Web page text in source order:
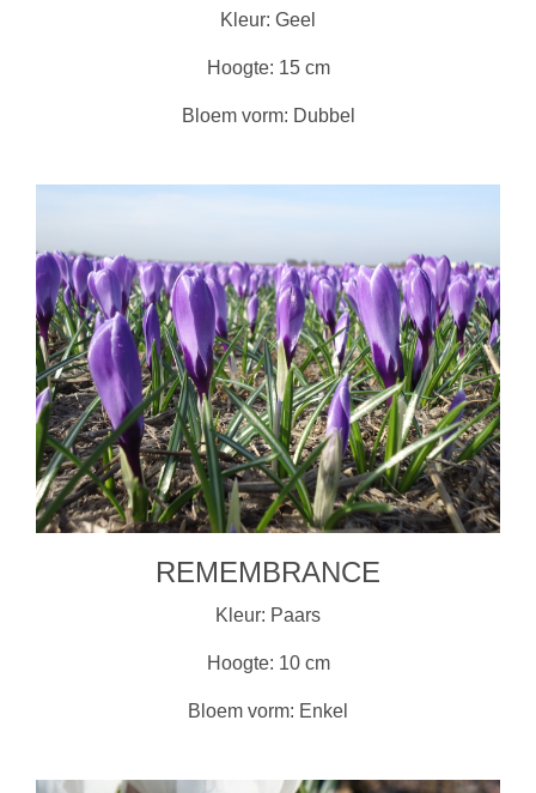
Kleur: Geel
Hoogte: 15 cm
Bloem vorm: Dubbel
REMEMBRANCE
Kleur: Paars
Hoogte: 10 cm
Bloem vorm: Enkel